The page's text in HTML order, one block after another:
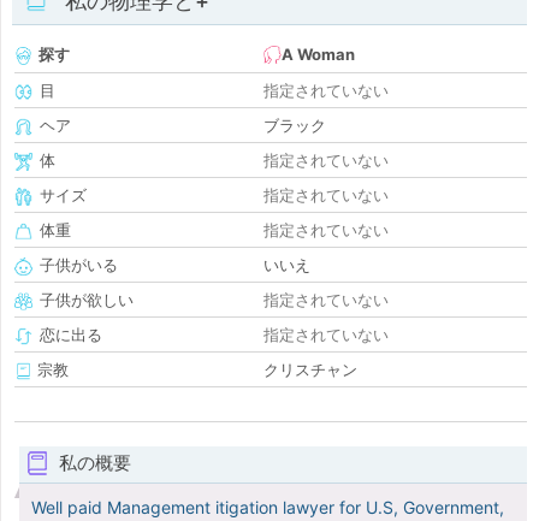
探す
A Woman
目
指定されていない
ヘア
ブラック
体
指定されていない
サイズ
指定されていない
体重
指定されていない
子供がいる
いいえ
子供が欲しい
指定されていない
恋に出る
指定されていない
宗教
クリスチャン
私の概要
Well paid Management itigation lawyer for U.S, Government,